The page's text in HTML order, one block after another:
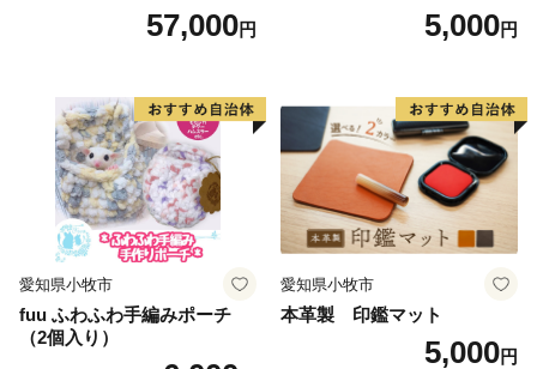
57,000円 5,000円
愛知県小牧市
fuu ふわふわ手編みポーチ
（2個入り）
愛知県小牧市
本革製 印鑑マット
5,000円